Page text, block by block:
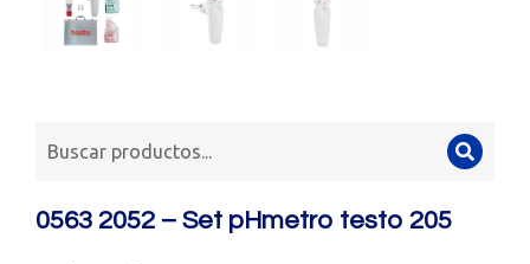
0563 2052 – Set pHmetro testo 205